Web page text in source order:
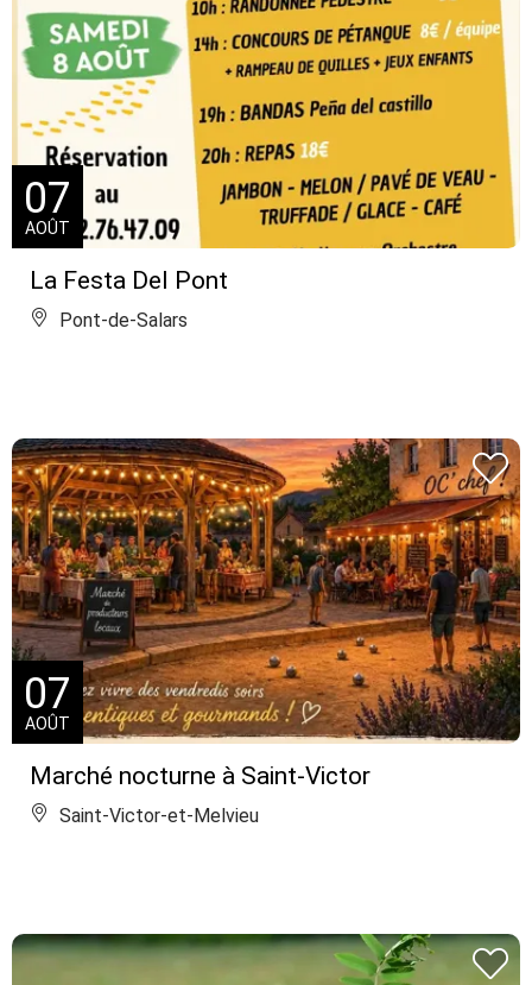
La Festa Del Pont
07
AOÛT
Pont-de-Salars
Marché nocturne à Saint-Victor
07
AOÛT
Saint-Victor-et-Melvieu